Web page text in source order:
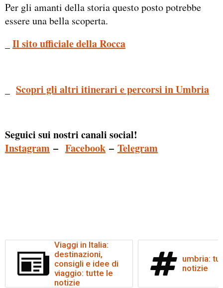
Per gli amanti della storia questo posto potrebbe
essere una bella scoperta.
Il sito ufficiale della Rocca
Scopri gli altri itinerari e percorsi in Umbria
Seguici sui nostri canali social!
Instagram – Facebook – Telegram
Viaggi in Italia:
destinazioni,
consigli e idee di
viaggio: tutte le
notizie
umbria:
notizie